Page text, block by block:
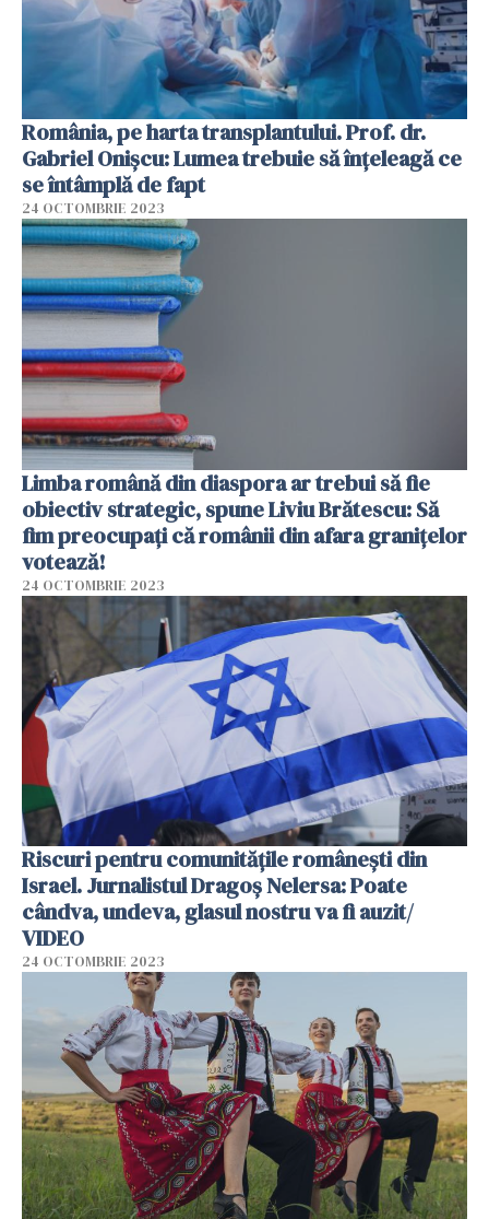
România, pe harta transplantului. Prof. dr.
Gabriel Onișcu: Lumea trebuie să înțeleagă ce
se întâmplă de fapt
24 OCTOMBRIE 2023
Limba română din diaspora ar trebui să fie
obiectiv strategic, spune Liviu Brătescu: Să
fim preocupați că românii din afara granițelor
votează!
24 OCTOMBRIE 2023
Riscuri pentru comunitățile românești din
Israel. Jurnalistul Dragoș Nelersa: Poate
cândva, undeva, glasul nostru va fi auzit/
VIDEO
24 OCTOMBRIE 2023